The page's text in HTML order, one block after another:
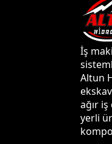
İş
Altun
ağır
yerli